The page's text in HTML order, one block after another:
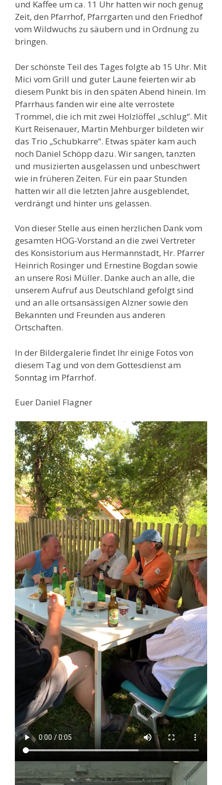
und Kaffee um ca. 11 Uhr hatten wir noch genug
Zeit, den Pfarrhof, Pfarrgarten und den Friedhof
vom Wildwuchs zu säubern und in Ordnung zu
bringen.
Der schönste Teil des Tages folgte ab 15 Uhr. Mit
Mici vom Grill und guter Laune feierten wir ab
diesem Punkt bis in den späten Abend hinein. Im
Pfarrhaus fanden wir eine alte verrostete
Trommel, die ich mit zwei Holzlöffel „schlug“. Mit
Kurt Reisenauer, Martin Mehburger bildeten wir
das Trio „Schubkarre“. Etwas später kam auch
noch Daniel Schöpp dazu. Wir sangen, tanzten
und musizierten ausgelassen und unbeschwert
wie in früheren Zeiten. Für ein paar Stunden
hatten wir all die letzten Jahre ausgeblendet,
verdrängt und hinter uns gelassen.
Von dieser Stelle aus einen herzlichen Dank vom
gesamten HOG-Vorstand an die zwei Vertreter
des Konsistorium aus Hermannstadt, Hr. Pfarrer
Heinrich Rosinger und Ernestine Bogdan sowie
an unsere Rosi Müller. Danke auch an alle, die
unserem Aufruf aus Deutschland gefolgt sind
und an alle ortsansässigen Alzner sowie den
Bekannten und Freunden aus anderen
Ortschaften.
In der Bildergalerie findet Ihr einige Fotos von
diesem Tag und von dem Gottesdienst am
Sonntag im Pfarrhof.
Euer Daniel Flagner